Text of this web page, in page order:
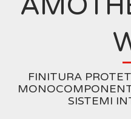
FINITURA
SISTEMI